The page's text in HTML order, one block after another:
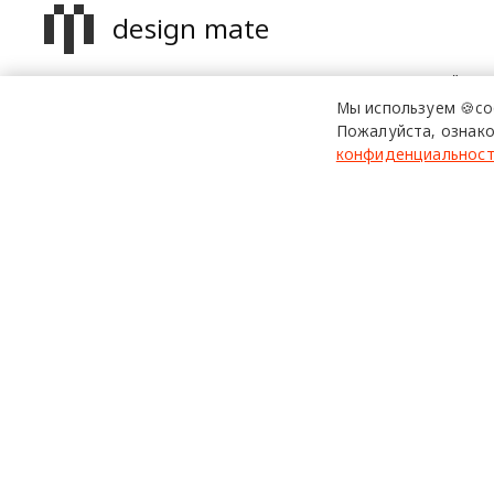
design mate
Design Mate - независимое интернет издание о дизайне
проявлениях. Создаем авторский контент для
архитекторов и всех неравнодушных к красоте с 2016
Мы используем
Пожалуйста,